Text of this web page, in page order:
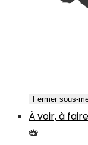
Fermer sous-
À voir, à faire